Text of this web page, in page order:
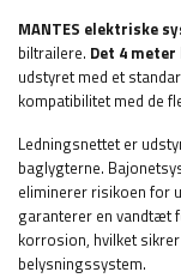
MANTES elektriske
biltrailere. Det 4
udstyret med et
kompatibilitet med de
Ledningsnettet er
baglygterne.
eliminerer risikoen for
garanterer en vandtæt
korrosion, hvilket
belysningssystem.